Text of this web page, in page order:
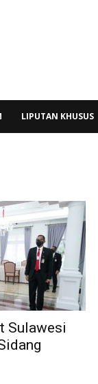
LIPUTAN KHUSUS
Sulawesi